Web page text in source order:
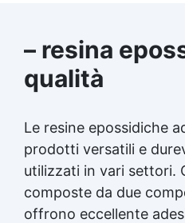
– resina
qualità
Le resine epossidiche
prodotti versatili e
utilizzati in vari settori.
composte da due
offrono eccellente